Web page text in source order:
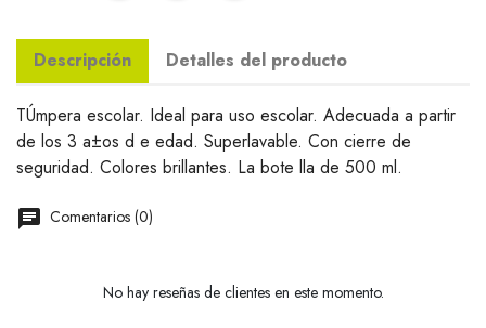
Descripción Detalles del producto
TÚmpera escolar. Ideal para uso escolar. Adecuada a partir
de los 3 a±os d e edad. Superlavable. Con cierre de
seguridad. Colores brillantes. La bote lla de 500 ml.
Comentarios (0)
No hay reseñas de clientes en este momento.